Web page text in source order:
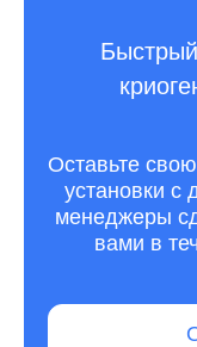
Оставьте
установки с
менеджеры
вами в